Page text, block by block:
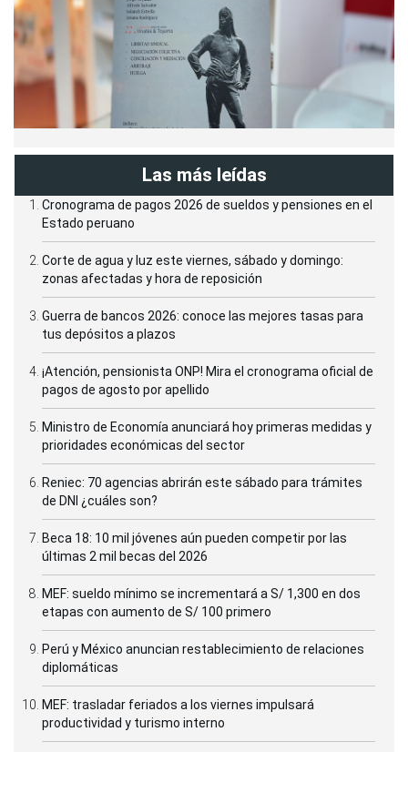
Las más leídas
Cronograma de pagos 2026 de sueldos y pensiones en el
Estado peruano
Corte de agua y luz este viernes, sábado y domingo:
zonas afectadas y hora de reposición
Guerra de bancos 2026: conoce las mejores tasas para
tus depósitos a plazos
¡Atención, pensionista ONP! Mira el cronograma oficial de
pagos de agosto por apellido
Ministro de Economía anunciará hoy primeras medidas y
prioridades económicas del sector
Reniec: 70 agencias abrirán este sábado para trámites
de DNI ¿cuáles son?
Beca 18: 10 mil jóvenes aún pueden competir por las
últimas 2 mil becas del 2026
MEF: sueldo mínimo se incrementará a S/ 1,300 en dos
etapas con aumento de S/ 100 primero
Perú y México anuncian restablecimiento de relaciones
diplomáticas
MEF: trasladar feriados a los viernes impulsará
productividad y turismo interno